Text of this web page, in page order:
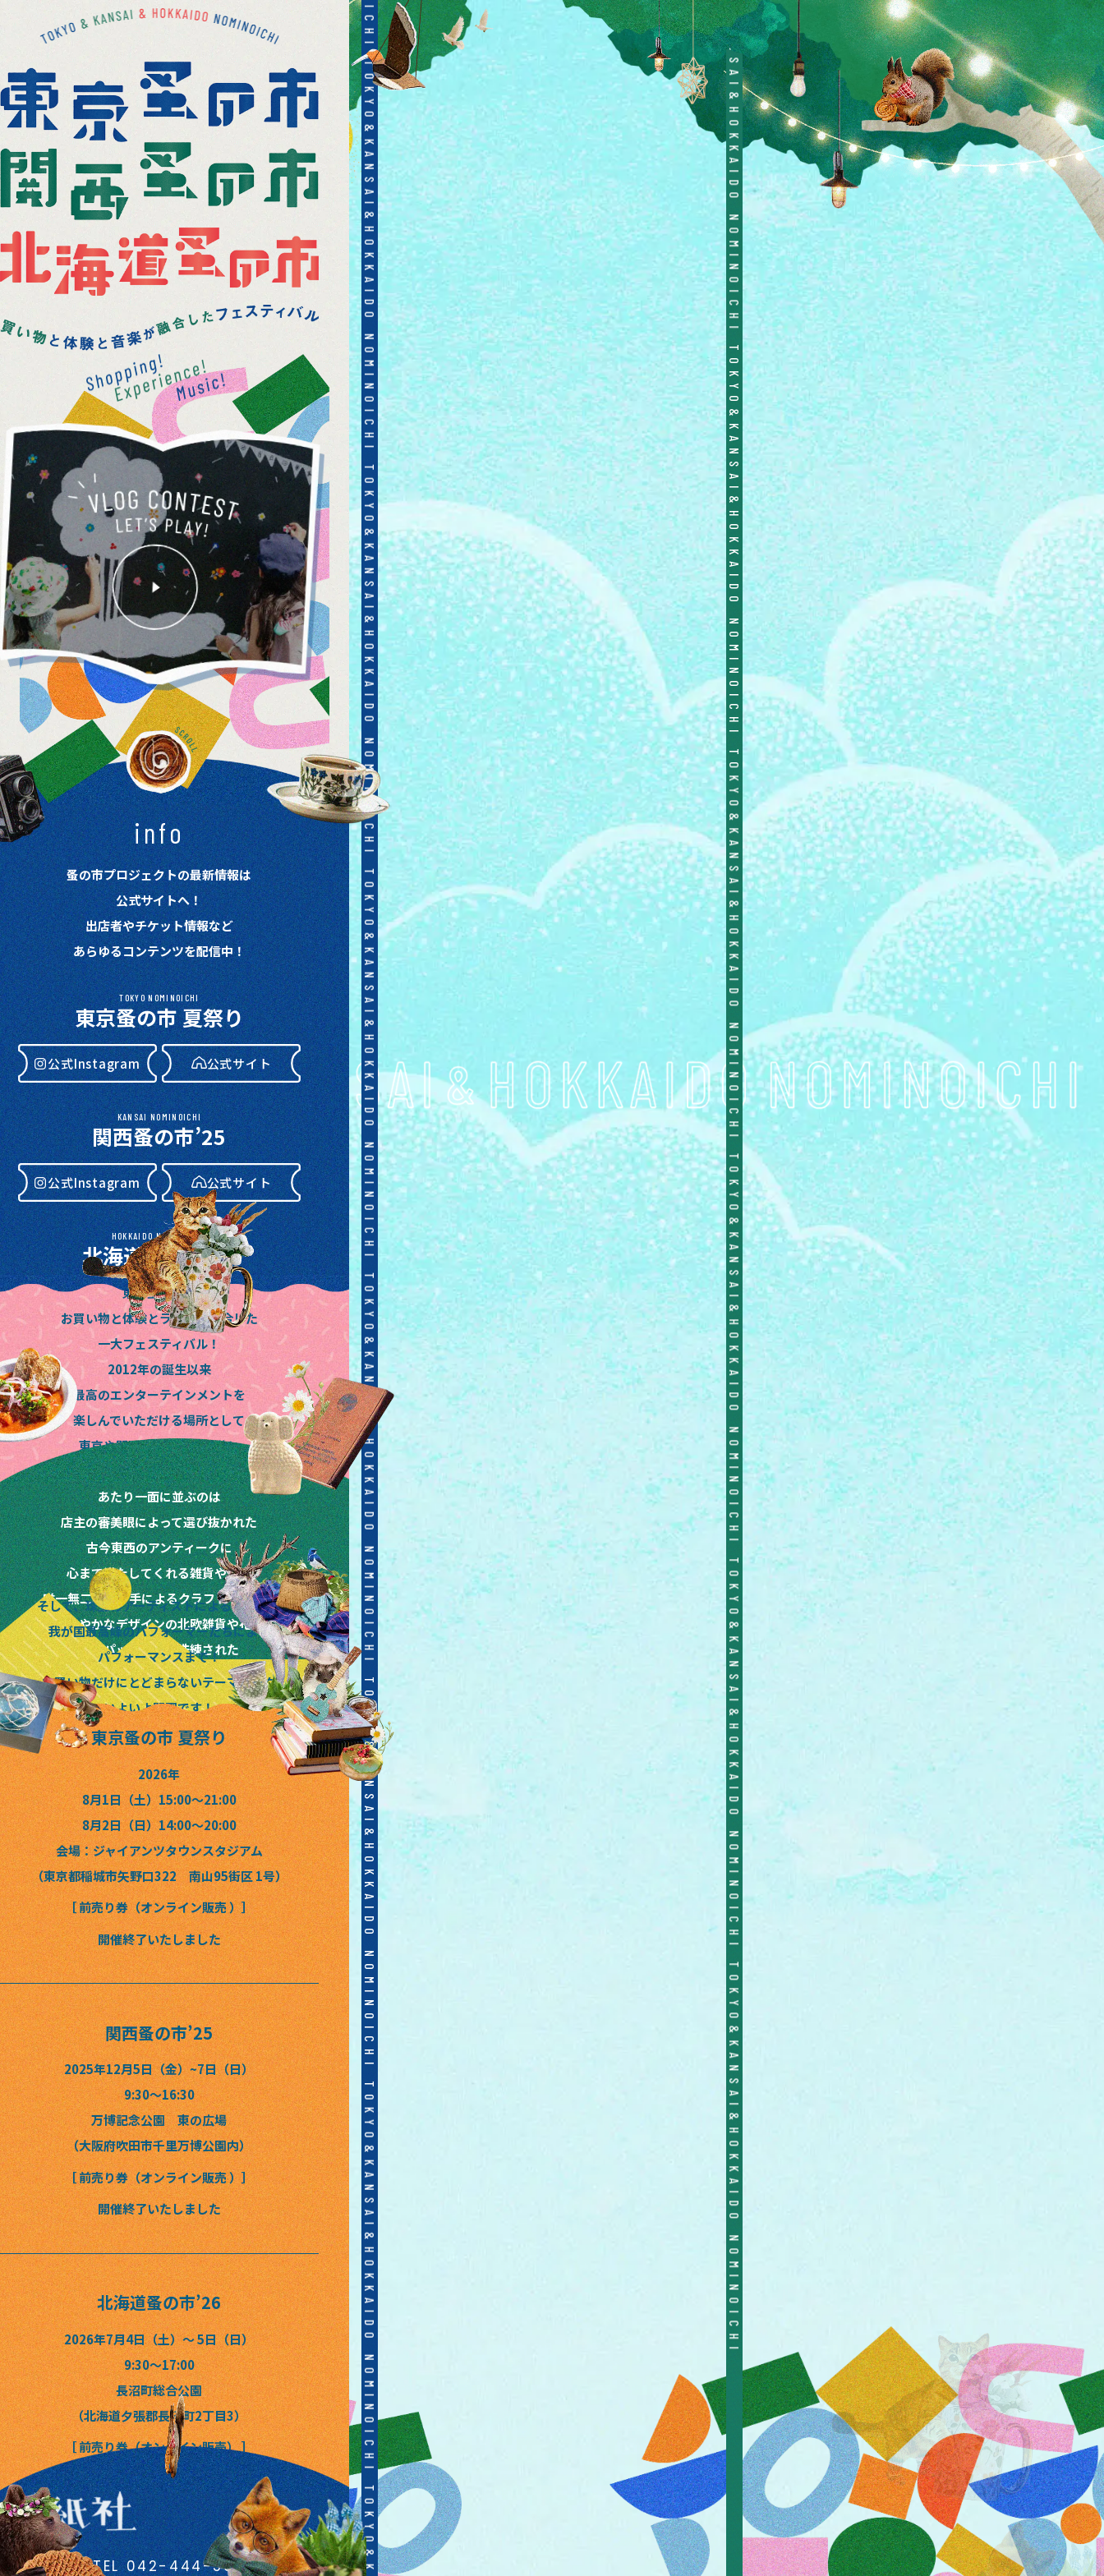
TOKYO&KANSAI&HOKKAIDO NOMINOICHI TOKYO&KANSAI&HOKKAIDO NOMINOICHI TOKYO&KANSAI&HOKKAIDO NOMINOICHI TOKYO&KANSAI&HOKKAIDO NOMINOICHI TOKYO&KANSAI&HOKKAIDO NOMINOICHI
TOKYO&KANSAI&HOKKAIDO NOMINOICHI TOKYO&KANSAI&HOKKAIDO NOMINOICHI TOKYO&KANSAI&HOKKAIDO NOMINOICHI TOKYO&KANSAI&HOKKAIDO NOMINOICHI TOKYO&KANSAI&HOKKAIDO NOMINOICHI
info
蚤の市プロジェクトの最新情報は
公式サイトへ！
出店者やチケット情報など
あらゆるコンテンツを配信中！
TOKYO NOMINOICHI
東京蚤の市 夏祭り
公式Instagram 公式サイト
KANSAI NOMINOICHI
関西蚤の市’25
公式Instagram 公式サイト
HOKKAIDO NOMINOICHI
北海道蚤の市’26
公式Instagram 公式サイト
東京蚤の市は
お買い物と体験とライブが融合した
一大フェスティバル！
2012年の誕生以来
最高のエンターテインメントを
楽しんでいただける場所として
東京や関西、東海や北海道と
歩みを進めてきました
あたり一面に並ぶのは
店主の審美眼によって選び抜かれた
古今東西のアンティークに
心まで満たしてくれる雑貨や道具
唯一無二の作り手によるクラフトやアート
晴れやかなデザインの北欧雑貨や花々
味もパッケージも洗練された
絶品フードやドリンクなど
そして、珠玉のアーティストによるライブと
我が国最高峰のパフォーマーたちによる
パフォーマンスまで！
お買い物だけにとどまらないテーマパーク
いよいよ開園です！
東京蚤の市 夏祭り
2026年
8月1日（土）15:00〜21:00
8月2日（日）14:00〜20:00
会場：ジャイアンツタウンスタジアム
（東京都稲城市矢野口322 南山95街区 1号）
［ 前売り券（オンライン販売 ）］
開催終了いたしました
関西蚤の市’25
2025年12月5日（金）~7日（日）
9:30〜16:30
万博記念公園 東の広場
（大阪府吹田市千里万博公園内）
［ 前売り券（オンライン販売 ）］
開催終了いたしました
北海道蚤の市’26
2026年7月4日（土）〜 5日（日）
9:30〜17:00
長沼町総合公園
（北海道夕張郡長沼町2丁目3）
［ 前売り券（オンライン販売） ］
開催終了いたしました
TEL 042-444-5367